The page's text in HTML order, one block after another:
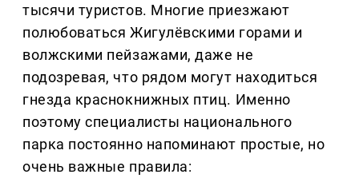
тысячи туристов. Многие приезжают
полюбоваться Жигулёвскими горами и
волжскими пейзажами, даже не
подозревая, что рядом могут находиться
гнезда краснокнижных птиц. Именно
поэтому специалисты национального
парка постоянно напоминают простые, но
очень важные правила: